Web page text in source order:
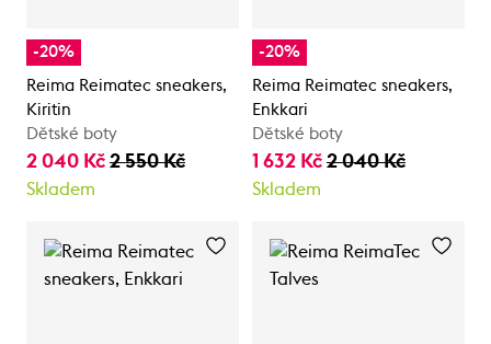
-20%
Reima Reimatec sneakers,
Kiritin
Dětské boty
2 040 Kč 2 550 Kč
Skladem
-20%
Reima Reimatec sneakers,
Enkkari
Dětské boty
1 632 Kč 2 040 Kč
Skladem